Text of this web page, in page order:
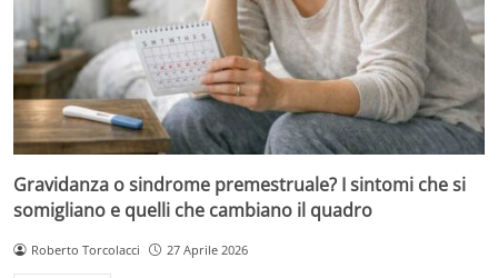
Gravidanza o sindrome premestruale? I sintomi che si
somigliano e quelli che cambiano il quadro
Roberto Torcolacci 27 Aprile 2026